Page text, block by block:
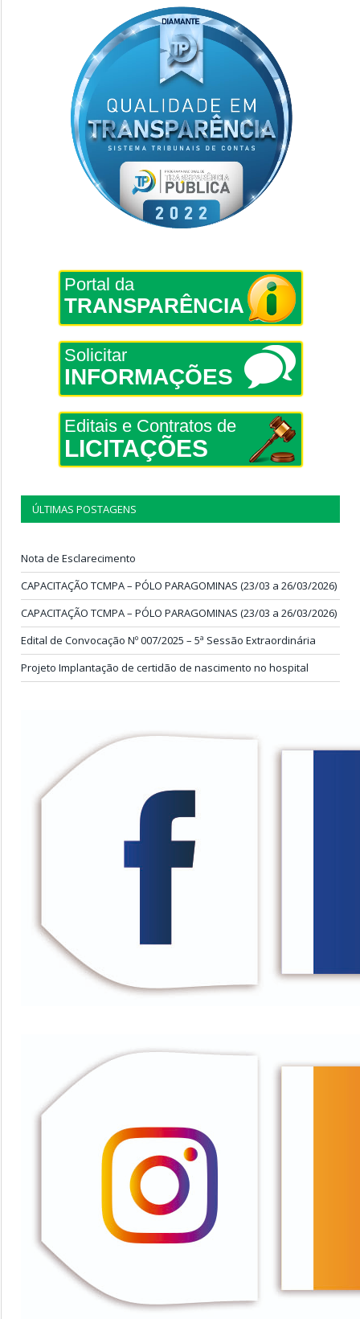
Portal da
TRANSPARÊNCIA
Solicitar
INFORMAÇÕES
Editais e Contratos de
LICITAÇÕES
ÚLTIMAS POSTAGENS
Nota de Esclarecimento
CAPACITAÇÃO TCMPA – PÓLO PARAGOMINAS (23/03 a 26/03/2026)
CAPACITAÇÃO TCMPA – PÓLO PARAGOMINAS (23/03 a 26/03/2026)
Edital de Convocação Nº 007/2025 – 5ª Sessão Extraordinária
Projeto Implantação de certidão de nascimento no hospital